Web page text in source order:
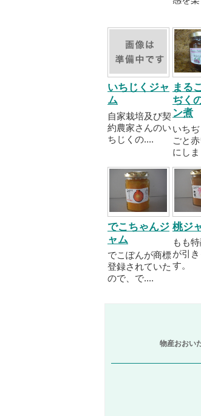
いちじくジャ
ム
自家栽培及び契
約農家さんのい
ちじくの....
まる
ぢく
ン煮
いち
ごと
にし
でこちゃんジ
ャム
でこぽんが商標
登録されていた
ので、で....
桃ジ
もも
が引
す。
物産おおい